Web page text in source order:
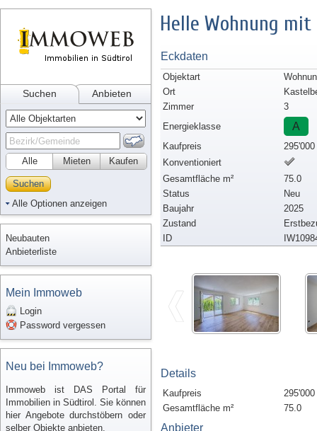
Suchen Anbieten
Alle Kaufen
Mieten
Suchen
Alle Optionen anzeigen
Neubauten
Anbieterliste
Mein Immoweb
Login
Password vergessen
Neu bei Immoweb?
Immoweb ist DAS Portal für
Immobilien in Südtirol. Sie können
hier Angebote durchstöbern oder
selber Objekte anbieten.
Helle Wohnung mit
Eckdaten
Objektart
Ort
Zimmer
3
Energieklasse
A
Kaufpreis
295'000
Konventioniert
Gesamtfläche m²
75.0
Status
Neu
Baujahr
2025
Zustand
ID
Details
Kaufpreis
295'000
Gesamtfläche m²
75.0
Anbieter